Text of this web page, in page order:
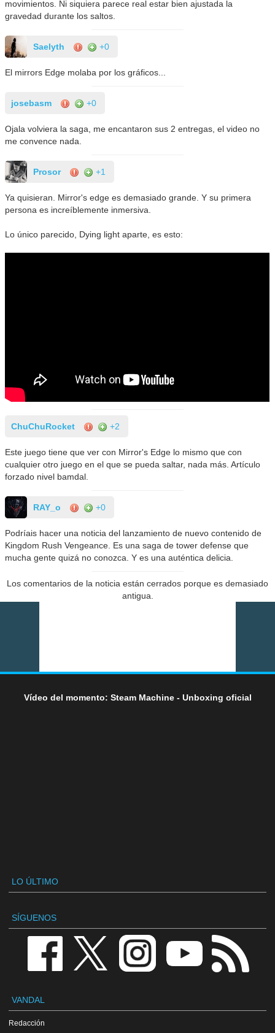
movimientos. Ni siquiera parece real estar bien ajustada la
gravedad durante los saltos.
Saelyth +0
El mirrors Edge molaba por los gráficos...
josebasm +0
Ojala volviera la saga, me encantaron sus 2 entregas, el video no
me convence nada.
Prosor +1
Ya quisieran. Mirror's edge es demasiado grande. Y su primera
persona es increíblemente inmersiva.
Lo único parecido, Dying light aparte, es esto:
ChuChuRocket +2
Este juego tiene que ver con Mirror's Edge lo mismo que con
cualquier otro juego en el que se pueda saltar, nada más. Artículo
forzado nivel bamdal.
RAY_o +0
Podríais hacer una noticia del lanzamiento de nuevo contenido de
Kingdom Rush Vengeance. Es una saga de tower defense que
mucha gente quizá no conozca. Y es una auténtica delicia.
Los comentarios de la noticia están cerrados porque es demasiado
antigua.
Vídeo del momento: Steam Machine - Unboxing oficial
LO ÚLTIMO
SÍGUENOS
VANDAL
Redacción